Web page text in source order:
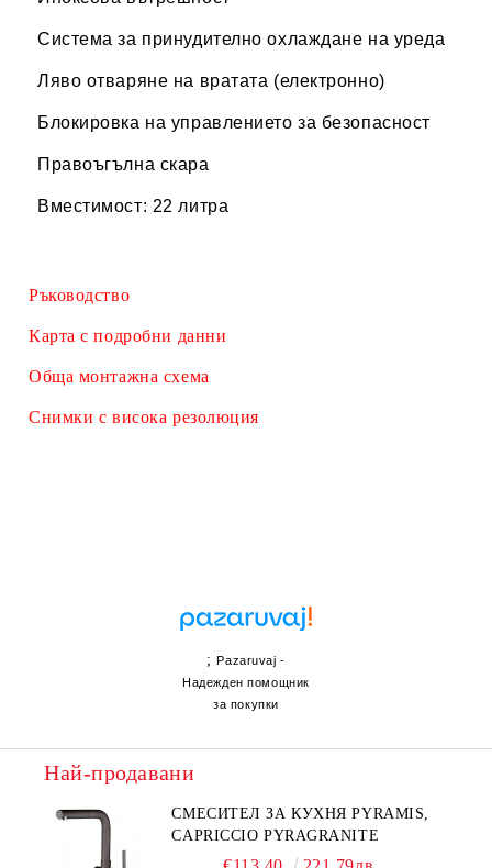
Система за принудително охлаждане на уреда
Ляво отваряне на вратата (електронно)
Блокировка на управлението за безопасност
Правоъгълна скара
Вместимост: 22 литра
Ръководство
Карта с подробни данни
Обща монтажна схема
Снимки с висока резолюция
;Pazaruvaj -
Надежден помощник
за покупки
Най-продавани
СМЕСИТЕЛ ЗА КУХНЯ PYRAMIS,
CAPRICCIO PYRAGRANITE